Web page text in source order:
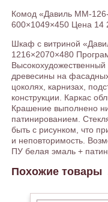
Комод «Давиль ММ-
600×1049×450 Цена 14
Шкаф с витриной
1216×2070×480
древесины на
цоколях, карнизах,
конструкции. Каркас
Крашение выполнено
патинированием.
быть с рисунком, что
и неповторимость.
ПУ белая эмаль +
Похожие товары